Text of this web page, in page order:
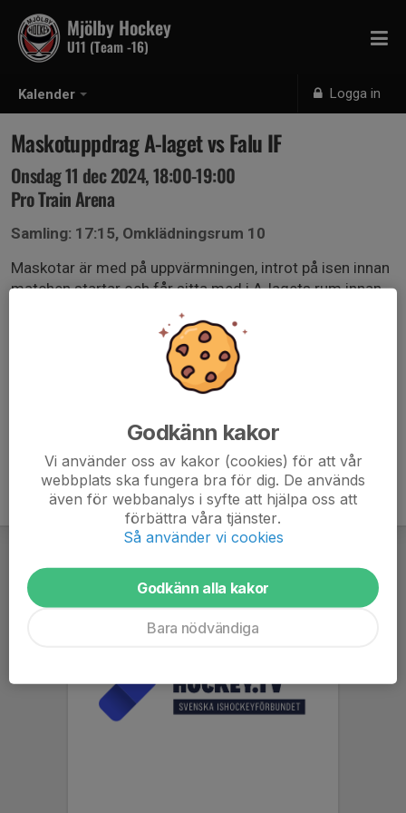
Kalender Logga in
Mjölby Hockey
U11 (Team -16)
Maskotuppdrag A-laget vs Falu IF
Onsdag 11 dec 2024, 18:00-19:00
Pro Train Arena
Samling: 17:15, Omklädningsrum 10
Maskotar är med på uppvärmningen, introt på isen innan
matchen startar och får sitta med i A-lagets rum innan
Godkänn kakor
Vi använder oss av kakor (cookies) för att vår
webbplats ska fungera bra för dig. De används
även för webbanalys i syfte att hjälpa oss att
förbättra våra tjänster.
Så använder vi cookies
Godkänn alla kakor
Bara nödvändiga